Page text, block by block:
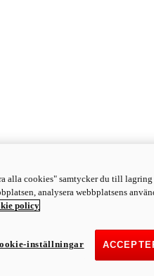
alla cookies" samtycker du till
analysera webbplatsens
policy
inställningar